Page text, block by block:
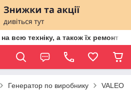
всю техніку, а також їх ремонт
Генератор по виробнику VALEO